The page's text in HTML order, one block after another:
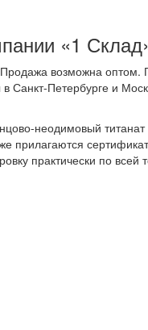
«1
возможна оптом.
Санкт-Петербурге и
неодимовый
прилагаются
практически по всей